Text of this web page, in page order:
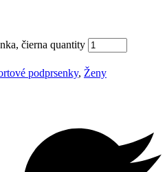
čierna quantity
podprsenky, Ženy